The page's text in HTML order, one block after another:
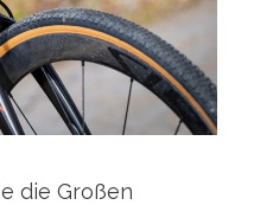
die Großen